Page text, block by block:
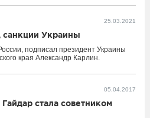
25.03.2021
санкции Украины
подписал президент Украины
края Александр Карлин.
05.04.2017
стала советником